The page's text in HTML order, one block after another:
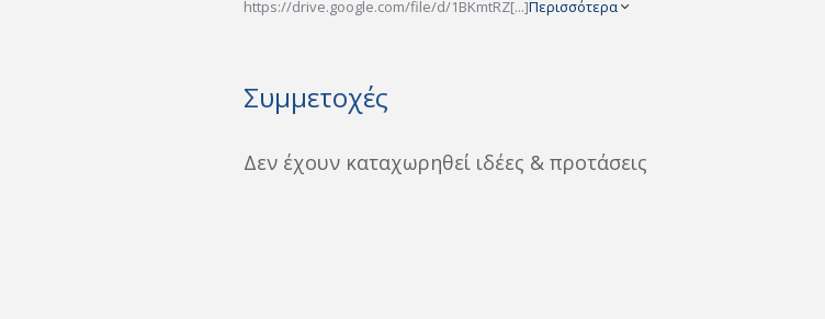
https://drive.google.com/file/d/1BKmtRZ[...]Περισσότερα
Συμμετοχές
Δεν έχουν καταχωρηθεί ιδέες & προτάσεις